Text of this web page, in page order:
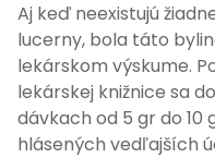
Aj keď neexistujú
lucerny, bola táto
lekárskom výskume.
lekárskej knižnice sa
dávkach od 5 gr do
hlásených vedľajších